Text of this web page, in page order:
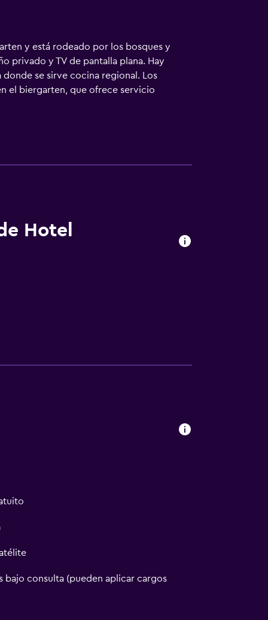
y está rodeado por los bosques y
privado y TV de pantalla plana. Hay
se sirve cocina regional. Los
el biergarten, que ofrece servicio
pesca y ciclismo, y la estación de
senderismo, está a menos de 1
Hotel
bajo consulta (pueden aplicar cargos